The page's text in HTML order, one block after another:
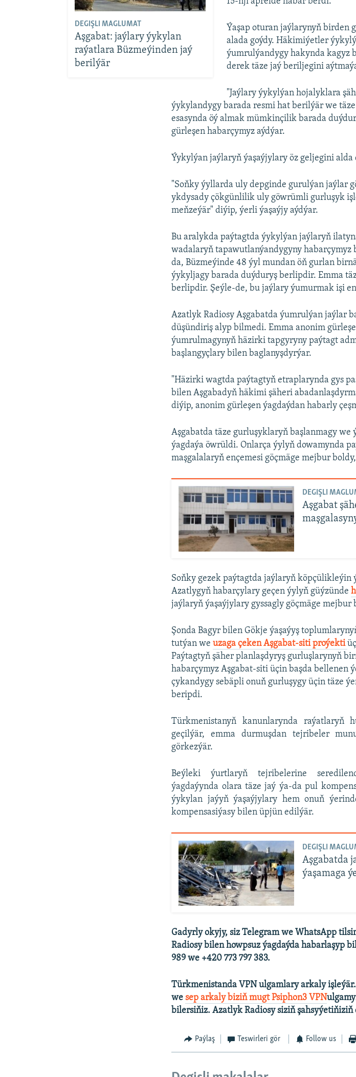
DEGIŞLI MAGLUMAT
Aşgabat: jaýlary ýykylan
raýatlara Büzmeýinden jaý
berilýär
Ýaşap oturan jaýlarynyň birden
alada goýdy. Häkimiýetler
ýumrulýandygy hakynda kagyz
derek täze jaý beriljegini
"Jaýlary ýykylýan hojalyklara
ýykylandygy barada resmi hat berilýär we
esasynda öý almak mümkinçilik barada
gürleşen habarçymyz aýdýar.
Ýykylýan jaýlaryň ýaşaýjylary öz geljegini
"Soňky ýyllarda uly depginde gurulýan jaýlar
ykdysady çökgünlilik uly göwrümli gurluşyk
meňzeýär" diýip, ýerli ýaşaýjy aýdýar.
Bu aralykda paýtagtda ýykylýan jaýlaryň
wadalaryň tapawutlanýandygyny habarçymyz
da, Büzmeýinde 48 ýyl mundan öň gurlan
ýykyljagy barada duýduryş berlipdir. Emma
berlipdir. Şeýle-de, bu jaýlary ýumurmak işi
Azatlyk Radiosy Aşgabatda ýumrulýan jaýlar
düşündiriş alyp bilmedi. Emma anonim
ýumrulmagynyň häzirki tapgyryny paýtagt
başlangyçlary bilen baglanyşdyrýar.
"Häzirki wagtda paýtagtyň etraplarynda gys
bilen Aşgabadyň häkimi şäheri
diýip, anonim gürleşen ýagdaýdan habarly
Aşgabatda täze gurluşyklaryň başlanmagy we
ýagdaýa öwrüldi. Onlarça ýylyň dowamynda
maşgalalaryň ençemesi göçmäge mejbur
DEGIŞLI
Aşgabat
Soňky gezek paýtagtda jaýlaryň köpçülikleýin
Azatlygyň habarçylary geçen ýylyň güýzünde
jaýlaryň ýaşaýjylary gyssagly göçmäge mejbur
Şonda Bagyr bilen Gökje ýaşaýyş
tutýan weuzaga çeken Aşgabat-siti proýekti
Paýtagtyň şäher planlaşdyryş gurluşlarynyň
habarçymyz Aşgabat-siti üçin başda bellenen
çykandygy sebäpli onuň gurluşygy üçin täze
beripdi.
Türkmenistanyň kanunlarynda raýatlaryň
geçilýär, emma durmuşdan tejribeler
görkezýär.
Beýleki ýurtlaryň tejribelerine
ýagdaýynda olara täze jaý ýa-da pul
ýykylan jaýyň ýaşaýjylary hem onuň
kompensasiýasy bilen üpjün edilýär.
DEGIŞLI
Aşgabatda
ýaşamaga
Gadyrly okyjy, siz Telegram we WhatsApp
Radiosy bilen howpsuz ýagdaýda habarlaşyp
989 we +420 773 797 383.
Türkmenistanda VPN ulgamlary arkaly
wesep arkaly biziň mugt Psiphon3 VPN
bilersiňiz. Azatlyk Radiosy siziň
Paýlaş Teswirleri gör Follow us